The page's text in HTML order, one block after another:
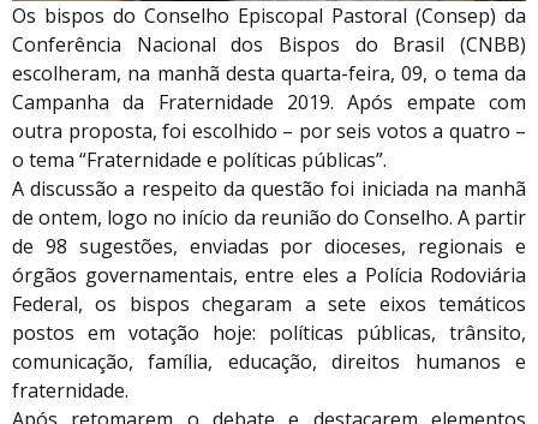
Os bispos do Conselho Episcopal Pastoral (Consep) da
Conferência Nacional dos Bispos do Brasil (CNBB)
escolheram, na manhã desta quarta-feira, 09, o tema da
Campanha da Fraternidade 2019. Após empate com
outra proposta, foi escolhido – por seis votos a quatro –
o tema “Fraternidade e políticas públicas”.
A discussão a respeito da questão foi iniciada na manhã
de ontem, logo no início da reunião do Conselho. A partir
de 98 sugestões, enviadas por dioceses, regionais e
órgãos governamentais, entre eles a Polícia Rodoviária
Federal, os bispos chegaram a sete eixos temáticos
postos em votação hoje: políticas públicas, trânsito,
comunicação, família, educação, direitos humanos e
fraternidade.